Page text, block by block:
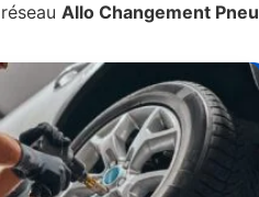
réseau Allo Changement Pneu